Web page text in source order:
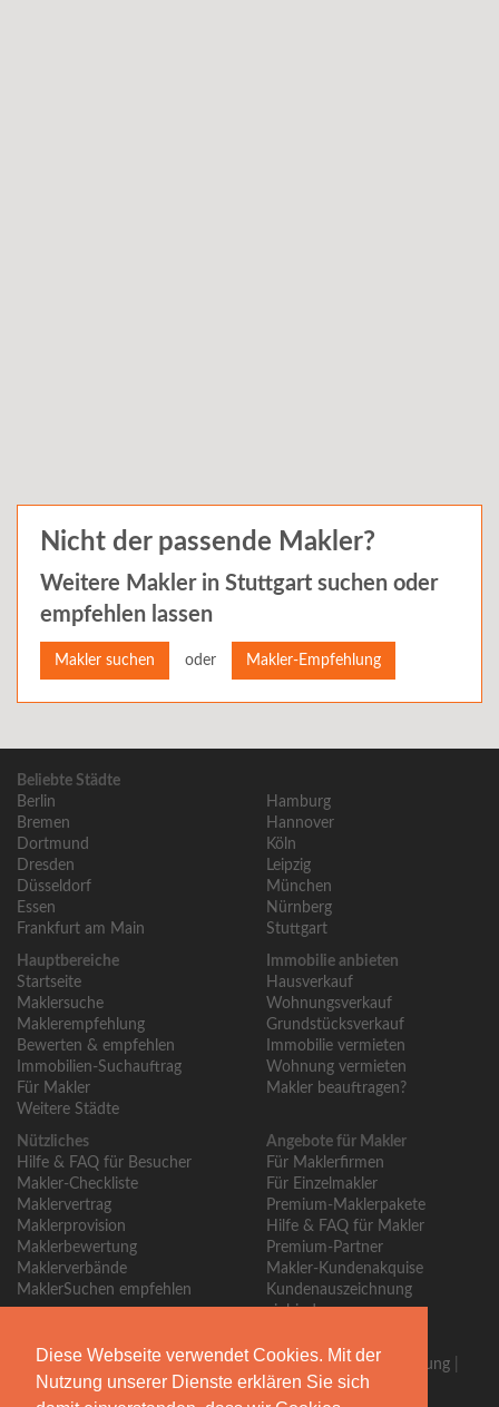
Diese Webseite verwendet Cookies. Mit der
Nutzung unserer Dienste erklären Sie sich
Nicht der passende Makler?
Weitere Makler in Stuttgart suchen oder
empfehlen lassen
Makler suchen oder Makler-Empfehlung
Beliebte Städte
Berlin
Bremen
Dortmund
Dresden
Düsseldorf
Essen
Frankfurt am Main
Hamburg
Hannover
Köln
Leipzig
München
Nürnberg
Stuttgart
Hauptbereiche
Startseite
Maklersuche
Maklerempfehlung
Bewerten & empfehlen
Immobilien-Suchauftrag
Für Makler
Weitere Städte
Immobilie anbieten
Hausverkauf
Wohnungsverkauf
Grundstücksverkauf
Immobilie vermieten
Wohnung vermieten
Makler beauftragen?
Nützliches
Hilfe & FAQ für Besucher
Makler-Checkliste
Maklervertrag
Maklerprovision
Maklerbewertung
Maklerverbände
MaklerSuchen empfehlen
Angebote für Makler
Für Maklerfirmen
Für Einzelmakler
Premium-Maklerpakete
Hilfe & FAQ für Makler
Premium-Partner
Makler-Kundenakquise
Kundenauszeichnung
einbinden
Über uns|Blog|Kontakt | Partner |Presse| Qualitätssicherung
Bewertungsrichtlinien